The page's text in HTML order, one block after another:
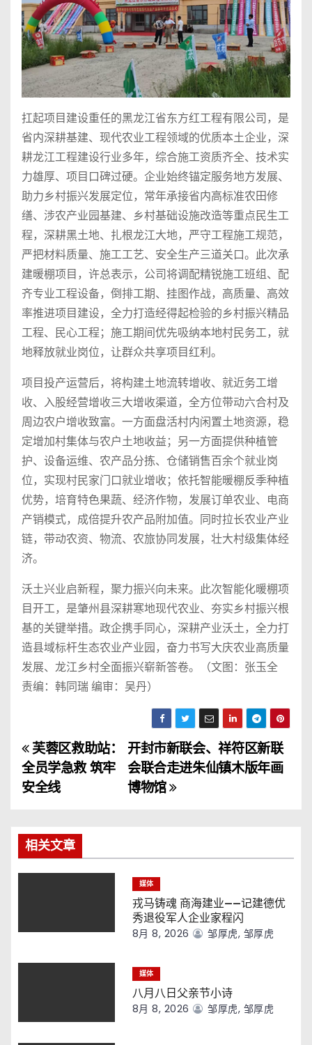
扛起项目建设重任的黑龙江省东方红工程有限公司，是
省内深耕基建、现代农业工程领域的优质本土企业，深
耕龙江工程建设行业多年，综合施工资质齐全、技术实
力雄厚、项目口碑过硬。企业始终锚定服务地方发展、
助力乡村振兴发展定位，常年承接省内高标准农田修
缮、涉农产业园基建、乡村基础设施改造等重点民生工
程，深耕黑土地、扎根龙江大地，严守工程施工规范，
严把材料质量、施工工艺、安全生产三道关口。此次承
建暖棚项目，许总表示，公司将调配精锐施工班组、配
齐专业工程设备，倒排工期、挂图作战，高质量、高效
率推进项目建设，全力打造经得起检验的乡村振兴精品
工程、民心工程；施工期间优先吸纳本地村民务工，就
地释放就业岗位，让群众共享项目红利。
项目投产运营后，将构建土地流转增收、就近务工增
收、入股经营增收三大增收渠道，全方位带动六合村及
周边农户增收致富。一方面盘活村内闲置土地资源，稳
定增加村集体与农户土地收益；另一方面提供种植管
护、设备运维、农产品分拣、仓储销售百余个就业岗
位，实现村民家门口就业增收；依托智能暖棚反季种植
优势，培育特色果蔬、经济作物，发展订单农业、电商
产销模式，成倍提升农产品附加值。同时拉长农业产业
链，带动农资、物流、农旅协同发展，壮大村级集体经
济。
沃土兴业启新程，聚力振兴向未来。此次智能化暖棚项
目开工，是肇州县深耕寒地现代农业、夯实乡村振兴根
基的关键举措。政企携手同心，深耕产业沃土，全力打
造县域标杆生态农业产业园，奋力书写大庆农业高质量
发展、龙江乡村全面振兴崭新答卷。（文图：张玉全
责编：韩同瑞 编审：吴丹）
文
章
航
开封市新联会、祥符区新联
会联合走进朱仙镇木版年画
博物馆
芙蓉区救助站：
全员学急救 筑牢
安全线
相关文章
媒体
戎马铸魂 商海建业——记建德优
秀退役军人企业家程闪
8月 8, 2026 邹厚虎, 邹厚虎
媒体
八月八日父亲节小诗
8月 8, 2026 邹厚虎, 邹厚虎